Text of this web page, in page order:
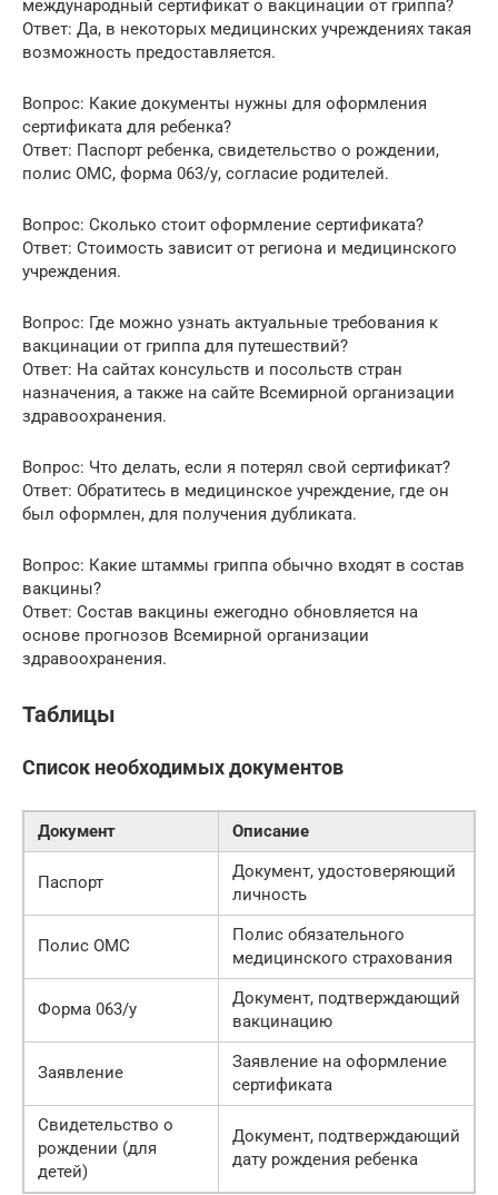
международный сертификат о вакцинации от гриппа?
Ответ: Да, в некоторых медицинских учреждениях такая
возможность предоставляется.
Вопрос: Какие документы нужны для оформления
сертификата для ребенка?
Ответ: Паспорт ребенка, свидетельство о рождении,
полис ОМС, форма 063/у, согласие родителей.
Вопрос: Сколько стоит оформление сертификата?
Ответ: Стоимость зависит от региона и медицинского
учреждения.
Вопрос: Где можно узнать актуальные требования к
вакцинации от гриппа для путешествий?
Ответ: На сайтах консульств и посольств стран
назначения, а также на сайте Всемирной организации
здравоохранения.
Вопрос: Что делать, если я потерял свой сертификат?
Ответ: Обратитесь в медицинское учреждение, где он
был оформлен, для получения дубликата.
Вопрос: Какие штаммы гриппа обычно входят в состав
вакцины?
Ответ: Состав вакцины ежегодно обновляется на
основе прогнозов Всемирной организации
здравоохранения.
Таблицы
Список необходимых документов
Документ Описание
Паспорт
Документ, удостоверяющий
личность
Полис ОМС
Полис обязательного
медицинского страхования
Форма 063/у
Документ, подтверждающий
вакцинацию
Заявление
Заявление на оформление
сертификата
Свидетельство о
рождении (для
детей)
Документ, подтверждающий
дату рождения ребенка